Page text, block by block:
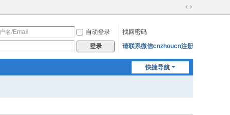
切
宽
自动登录
找回密码
登录 请联系微信cnzhoucn注册
快捷导航